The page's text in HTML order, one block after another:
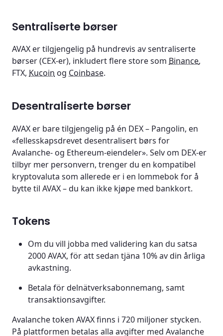
Sentraliserte børser
AVAX er tilgjengelig på hundrevis av sentraliserte
børser (CEX-er), inkludert flere store som Binance,
FTX, Kucoin og Coinbase.
Desentraliserte børser
AVAX er bare tilgjengelig på én DEX – Pangolin, en
«fellesskapsdrevet desentralisert børs for
Avalanche- og Ethereum-eiendeler». Selv om DEX-er
tilbyr mer personvern, trenger du en kompatibel
kryptovaluta som allerede er i en lommebok for å
bytte til AVAX – du kan ikke kjøpe med bankkort.
Tokens
Om du vill jobba med validering kan du satsa
2000 AVAX, för att sedan tjäna 10% av din årliga
avkastning.
Betala för delnätverksabonnemang, samt
transaktionsavgifter.
Avalanche token AVAX finns i 720 miljoner stycken.
På plattformen betalas alla avgifter med Avalanche